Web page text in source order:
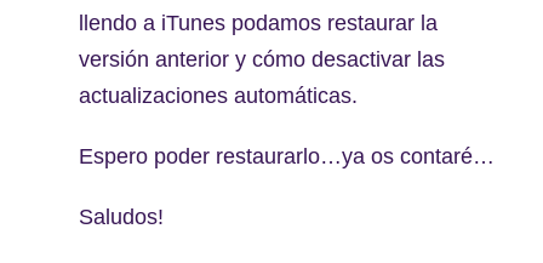
llendo a iTunes podamos restaurar la
versión anterior y cómo desactivar las
actualizaciones automáticas.
Espero poder restaurarlo…ya os contaré…
Saludos!